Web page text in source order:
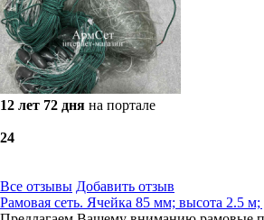
12 лет 72 дня на портале
24
Все отзывы Добавить отзыв
Рамовая сеть. Ячейка 85 мм; высота 2.5